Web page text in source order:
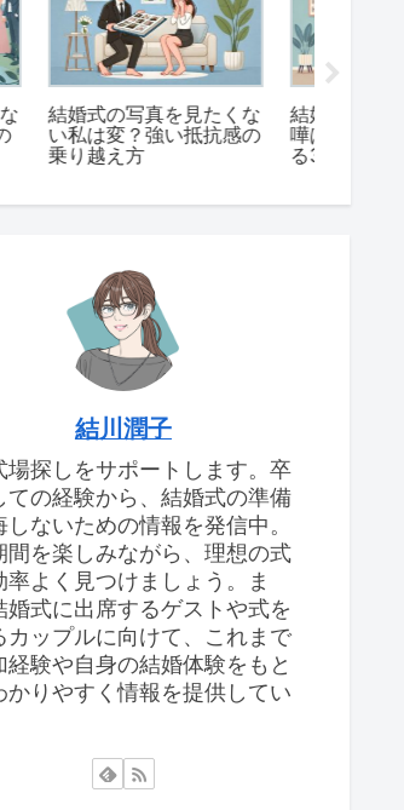
くな
感の
結婚式の打ち合わせで喧
嘩は当たり前！仲直りす
る3つのコツ
結川潤子
場探しをサポートします。卒
ての経験から、結婚式の準備
しないための情報を発信中。
間を楽しみながら、理想の式
率よく見つけましょう。ま
婚式に出席するゲストや式を
カップルに向けて、これまで
経験や自身の結婚体験をもと
かりやすく情報を提供してい